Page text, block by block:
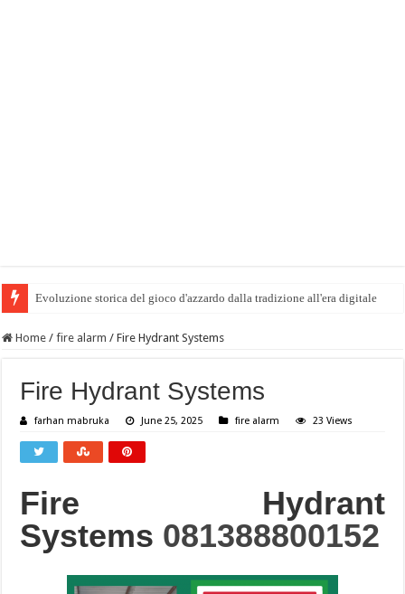
Evoluzione storica del gioco d'azzardo dalla tradizione all'era digitale
Home / fire alarm / Fire Hydrant Systems
Fire Hydrant Systems
farhan mabruka June 25, 2025 fire alarm 23 Views
Fire Hydrant
Systems 081388800152